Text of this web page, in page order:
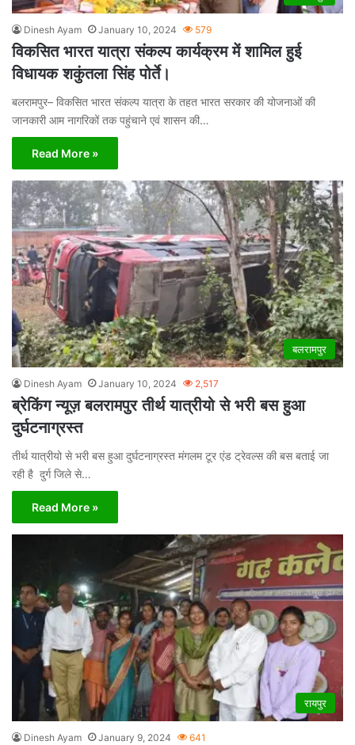
Dinesh Ayam January 10, 2024 579
विकसित भारत यात्रा संकल्प कार्यक्रम में शामिल हुई
विधायक शकुंतला सिंह पोर्ते।
बलरामपुर– विकसित भारत संकल्प यात्रा के तहत भारत सरकार की योजनाओं की
जानकारी आम नागरिकों तक पहुंचाने एवं शासन की…
Read More »
बलरामपुर
Dinesh Ayam January 10, 2024 2,517
ब्रेकिंग न्यूज़ बलरामपुर तीर्थ यात्रीयो से भरी बस हुआ
दुर्घटनाग्रस्त
तीर्थ यात्रीयो से भरी बस हुआ दुर्घटनाग्रस्त मंगलम टूर एंड ट्रेवल्स की बस बताई जा
रही है दुर्ग जिले से…
Read More »
रायपुर
Dinesh Ayam January 9, 2024 641